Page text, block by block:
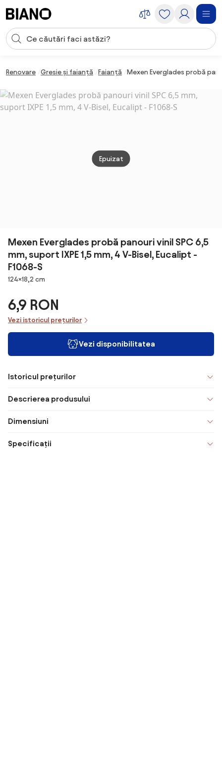
Introducerea căutării
Renovare Gresie și faianță Faianță Mexen Everglades probă
Epuizat
Mexen Everglades probă panouri vinil SPC 6,5
mm, suport IXPE 1,5 mm, 4 V-Bisel, Eucalipt -
F1068-S
Dimensiuni
124×18,2 cm
6,9 RON
Vezi istoricul prețurilor
Vezi disponibilitatea
Istoricul prețurilor
Descrierea produsului
Dimensiuni
Specificații